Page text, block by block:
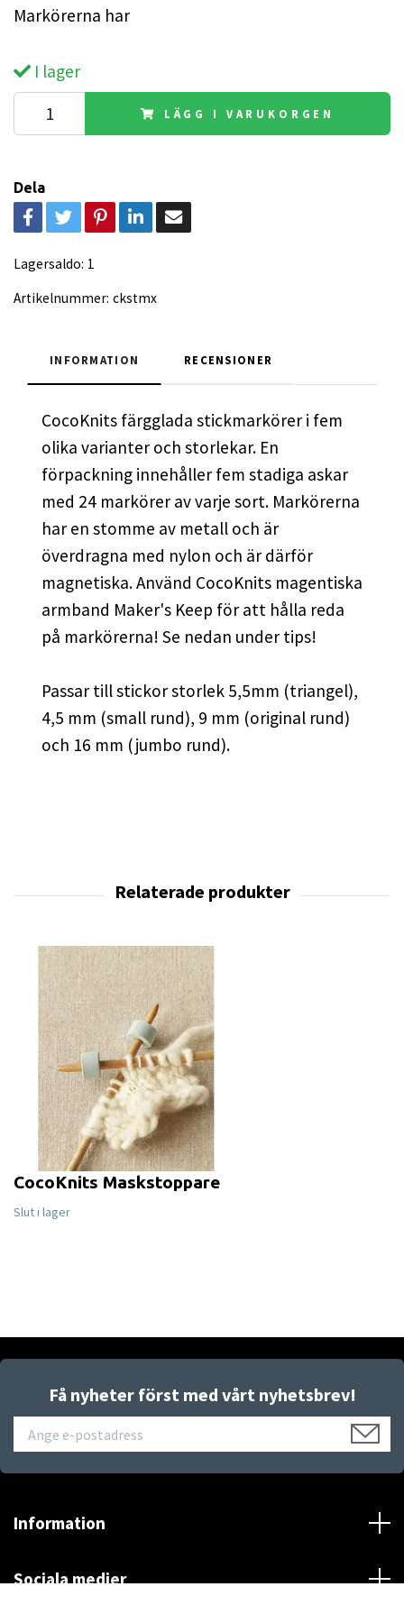
Markörerna har
I lager
LÄGG I VARUKORGEN
Dela
Lagersaldo: 1
Artikelnummer: ckstmx
INFORMATION RECENSIONER
CocoKnits färgglada stickmarkörer i fem
olika varianter och storlekar. En
förpackning innehåller fem stadiga askar
med 24 markörer av varje sort. Markörerna
har en stomme av metall och är
överdragna med nylon och är därför
magnetiska. Använd CocoKnits magentiska
armband Maker's Keep för att hålla reda
på markörerna! Se nedan under tips!
Passar till stickor storlek 5,5mm (triangel),
4,5 mm (small rund), 9 mm (original rund)
och 16 mm (jumbo rund).
CocoKnits Maskstoppare
Slut i lager
Få nyheter först med vårt nyhetsbrev!
Information
Sociala medier